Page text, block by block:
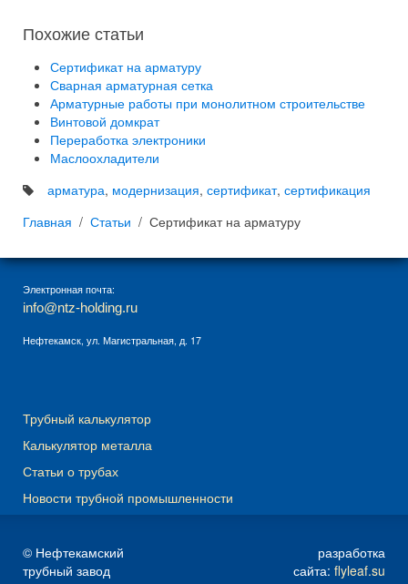
Похожие статьи
Сертификат на арматуру
Сварная арматурная сетка
Арматурные работы при монолитном строительстве
Винтовой домкрат
Переработка электроники
Маслоохладители
арматура, модернизация, сертификат, сертификация
Главная
Статьи Сертификат на арматуру
Электронная почта:
info@ntz-holding.ru
Нефтекамск, ул. Магистральная, д. 17
Трубный калькулятор
Калькулятор металла
Статьи о трубах
Новости трубной промышленности
© Нефтекамский
трубный завод
разработка
сайта: flyleaf.su